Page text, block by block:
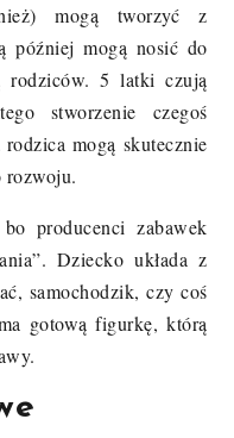
mogą tworzyć z
później mogą nosić do
rodziców. 5 latki czują
stworzenie czegoś
rodzica mogą skutecznie
rozwoju.
producenci zabawek
Dziecko układa z
samochodzik, czy coś
gotową figurkę, którą